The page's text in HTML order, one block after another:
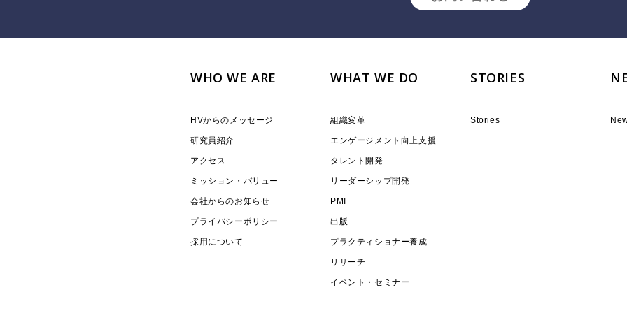
WHO WE ARE
HVからのメッセージ
研究員紹介
アクセス
ミッション・バリュー
会社からのお知らせ
プライバシーポリシー
採用について
WHAT WE DO
組織変革
エンゲージメント向上支援
タレント開発
リーダーシップ開発
PMI
出版
プラクティショナー養成
リサーチ
イベント・セミナー
STORIES
Stories